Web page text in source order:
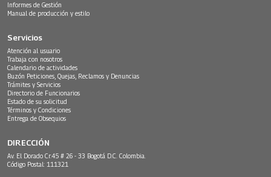
Informes de Gestión
Manual de producción y estilo
Servicios
Atención al usuario
Trabaja con nosotros
Calendario de actividades
Buzón Peticiones, Quejas, Reclamos y Denuncias
Trámites y Servicios
Directorio de Funcionarios
Estado de su solicitud
Términos y Condiciones
Entrega de Obsequios
DIRECCIÓN
Av. El Dorado Cr.45 # 26 - 33 Bogotá D.C. Colombia.
Código Postal: 111321